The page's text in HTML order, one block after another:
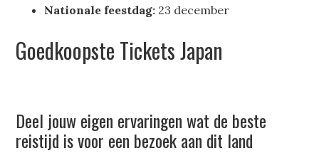
Nationale feestdag: 23 december
Goedkoopste Tickets Japan
Deel jouw eigen ervaringen wat de beste
reistijd is voor een bezoek aan dit land